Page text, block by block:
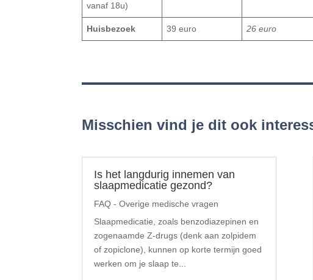
vanaf 18u)
Huisbezoek 39 euro 26 euro
Misschien vind je dit ook
Is het langdurig innemen van
slaapmedicatie gezond?
FAQ - Overige medische vragen
Slaapmedicatie, zoals benzodiazepinen en
zogenaamde Z-drugs (denk aan zolpidem
of zopiclone), kunnen op korte termijn goed
werken om je slaap te...